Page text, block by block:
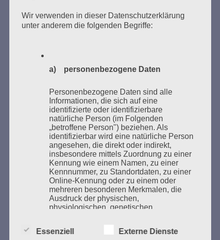
Studentenorganisationen und Burschenschaftler
Bücher verbrannten.
Weitere Informationen:
GEDENKEN UND ERINNERN BEGINNT IN
UNSERER NACHBARSCHAFT
Zum 13. Monat des Gedenkens in Hamburg-
Eimsbüttel
Wir verwenden in dieser Datenschutzerklärung
unter anderem die folgenden Begriffe:
a) personenbezogene Daten
Personenbezogene Daten sind alle
Informationen, die sich auf eine
identifizierte oder identifizierbare
natürliche Person (im Folgenden
„betroffene Person") beziehen. Als
identifizierbar wird eine natürliche Person
angesehen, die direkt oder indirekt,
insbesondere mittels Zuordnung zu einer
Kennung wie einem Namen, zu einer
Kennnummer, zu Standortdaten, zu einer
Online-Kennung oder zu einem oder
mehreren besonderen Merkmalen, die
Ausdruck der physischen,
physiologischen, genetischen,
Person sind, identifiziert werden kann.
Essenziell Externe Dienste